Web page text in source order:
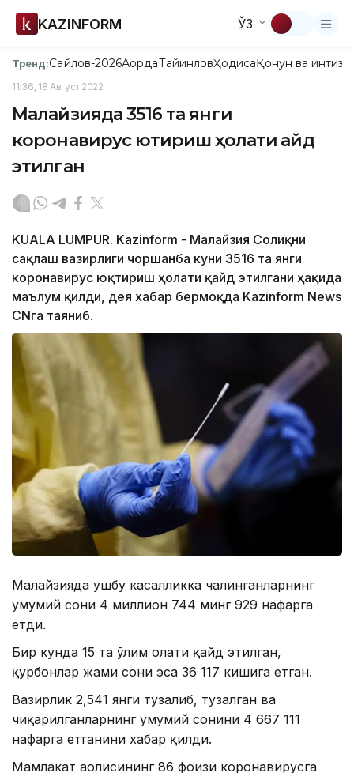
KAZINFORM ЎЗ
Тренд:Сайлов-2026АқордаТайинловҲодисаҚонун ва
11:36, 18 Август 2022
Малайзияда 3516 та янги
коронавирус юқтириш ҳолати қайд
этилган
KUALA LUMPUR. Kazinform - Малайзия Соғлиқни
сақлаш вазирлиги чоршанба куни 3516 та янги
коронавирус юқтириш ҳолати қайд этилгани ҳақида
маълум қилди, дея хабар бермоқда Kazinform News
CNга таяниб.
Малайзияда ушбу касалликка чалинганларнинг
умумий сони 4 миллион 744 минг 929 нафарга
етди.
Бир кунда 15 та ўлим ҳолати қайд этилган,
қурбонлар жами сони эса 36 117 кишига етган.
Вазирлик 2,541 янги тузалиб, тузалган ва
чиқарилганларнинг умумий сонини 4 667 111
нафарга етганини хабар қилди.
Мамлакат аҳолисининг 86 фоизи коронавирусга